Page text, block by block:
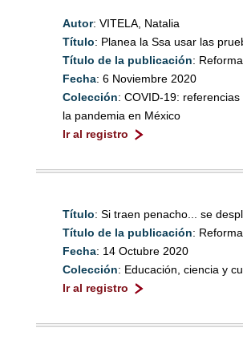
Autor: VITELA, Natalia
Título: Planea la Ssa usar las
Título de la publicación: Reforma
Fecha: 6 Noviembre 2020
Colección: COVID-19:
la pandemia en México
Ir al registro
Título: Si traen penacho... se
Título de la publicación: Reforma
Fecha: 14 Octubre 2020
Colección: Educación, ciencia y
Ir al registro